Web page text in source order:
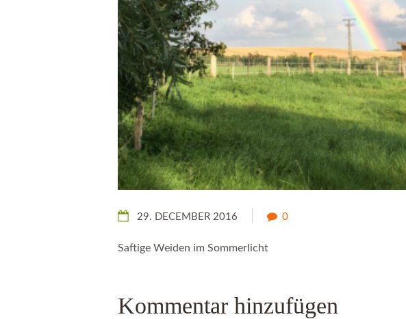
29. DECEMBER 2016 0
Saftige Weiden im Sommerlicht
Kommentar hinzufügen